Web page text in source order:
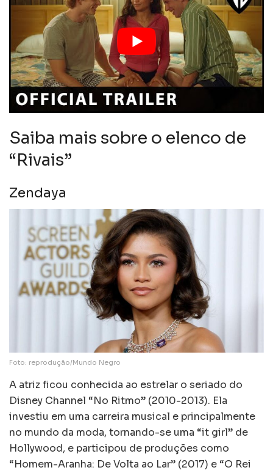
Saiba mais sobre o elenco de
“Rivais”
Zendaya
Foto: reprodução/Mundo Negro
A atriz ficou conhecida ao estrelar o seriado do
Disney Channel “No Ritmo” (2010-2013). Ela
investiu em uma carreira musical e principalmente
no mundo da moda, tornando-se uma “it girl” de
Hollywood, e participou de produções como
“Homem-Aranha: De Volta ao Lar” (2017) e “O Rei